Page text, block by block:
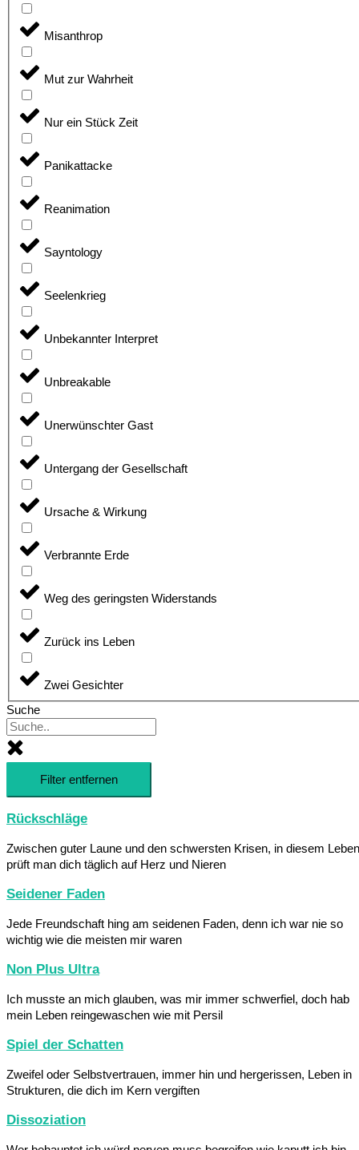
Misanthrop
Mut zur Wahrheit
Nur ein Stück Zeit
Panikattacke
Reanimation
Sayntology
Seelenkrieg
Unbekannter Interpret
Unbreakable
Unerwünschter Gast
Untergang der Gesellschaft
Ursache & Wirkung
Verbrannte Erde
Weg des geringsten Widerstands
Zurück ins Leben
Zwei Gesichter
Suche
Filter entfernen
Rückschläge
Zwischen guter Laune und den schwersten Krisen, in diesem Leben
prüft man dich täglich auf Herz und Nieren
Seidener Faden
Jede Freundschaft hing am seidenen Faden, denn ich war nie so
wichtig wie die meisten mir waren
Non Plus Ultra
Ich musste an mich glauben, was mir immer schwerfiel, doch hab
mein Leben reingewaschen wie mit Persil
Spiel der Schatten
Zweifel oder Selbstvertrauen, immer hin und hergerissen, Leben in
Strukturen, die dich im Kern vergiften
Dissoziation